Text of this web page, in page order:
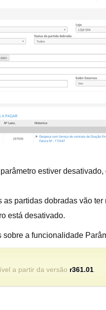
estiver
as partidas dobradas vão
está desativado.
sobre a funcionalidade
a partir da versão r361.01